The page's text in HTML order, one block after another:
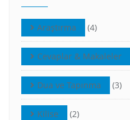
Araştırma (4)
Cevaplar & Makaleler
Dua ve Tapınma (3)
Kilise (2)